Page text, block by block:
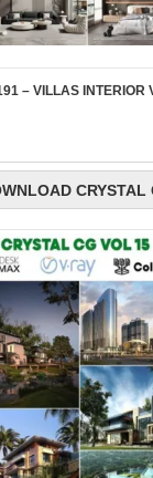
– VILLAS INTERIOR
CRYSTAL